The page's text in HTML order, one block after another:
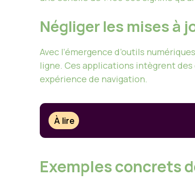
Négliger les mises à
Avec l’émergence d’outils
ligne. Ces applications intègrent
expérience de navigation.
À lire
Exemples concrets